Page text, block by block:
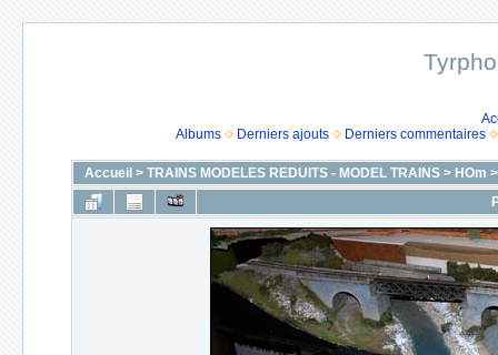
Albums
Derniers ajouts Derniers commentaires
Accueil > TRAINS MODELES REDUITS - MODEL TRAINS> HOm